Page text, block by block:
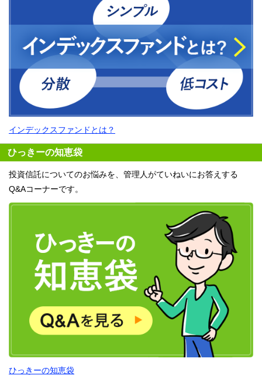
インデックスファンドとは？
ひっきーの知恵袋
投資信託についてのお悩みを、管理人がていねいにお答えする
Q&Aコーナーです。
ひっきーの知恵袋